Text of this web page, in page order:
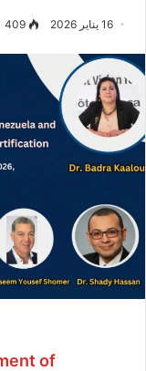
16 يناير 2026 409
of